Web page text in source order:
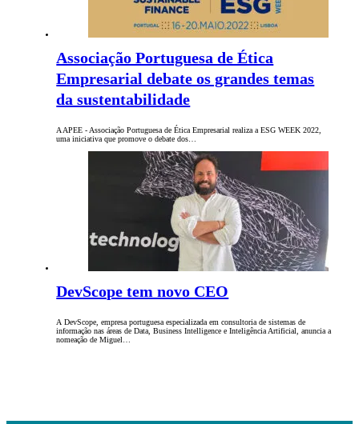
Associação Portuguesa de Ética
Empresarial debate os grandes temas
da sustentabilidade
A APEE - Associação Portuguesa de Ética Empresarial realiza a ESG WEEK 2022,
uma iniciativa que promove o debate dos…
DevScope tem novo CEO
A DevScope, empresa portuguesa especializada em consultoria de sistemas de
informação nas áreas de Data, Business Intelligence e Inteligência Artificial, anuncia a
nomeação de Miguel…